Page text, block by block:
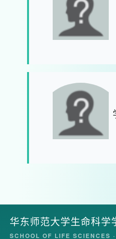
华东师范大学生命科学
SCHOOL OF LIFE SCIENCES